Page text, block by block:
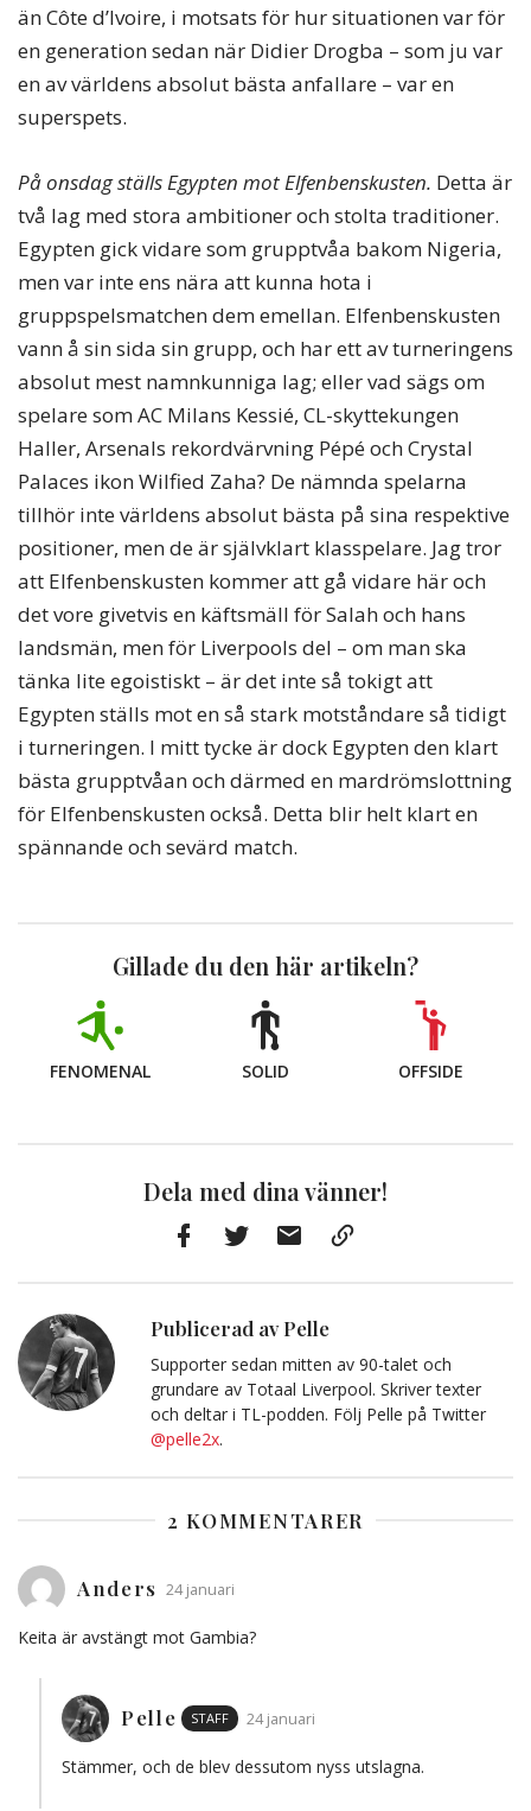
än Côte d’Ivoire, i motsats för hur situationen var för
en generation sedan när Didier Drogba – som ju var
en av världens absolut bästa anfallare – var en
superspets.
På onsdag ställs Egypten mot Elfenbenskusten. Detta är
två lag med stora ambitioner och stolta traditioner.
Egypten gick vidare som grupptvåa bakom Nigeria,
men var inte ens nära att kunna hota i
gruppspelsmatchen dem emellan. Elfenbenskusten
vann å sin sida sin grupp, och har ett av turneringens
absolut mest namnkunniga lag; eller vad sägs om
spelare som AC Milans Kessié, CL-skyttekungen
Haller, Arsenals rekordvärvning Pépé och Crystal
Palaces ikon Wilfied Zaha? De nämnda spelarna
tillhör inte världens absolut bästa på sina respektive
positioner, men de är självklart klasspelare. Jag tror
att Elfenbenskusten kommer att gå vidare här och
det vore givetvis en käftsmäll för Salah och hans
landsmän, men för Liverpools del – om man ska
tänka lite egoistiskt – är det inte så tokigt att
Egypten ställs mot en så stark motståndare så tidigt
i turneringen. I mitt tycke är dock Egypten den klart
bästa grupptvåan och därmed en mardrömslottning
för Elfenbenskusten också. Detta blir helt klart en
spännande och sevärd match.
Gillade du den här artikeln?
FENOMENAL SOLID OFFSIDE
Dela med dina vänner!
Publicerad av Pelle
Supporter sedan mitten av 90-talet och
grundare av Totaal Liverpool. Skriver texter
och deltar i TL-podden. Följ Pelle på Twitter
@pelle2x.
2 KOMMENTARER
Anders 24 januari
Keita är avstängt mot Gambia?
Pelle STAFF 24 januari
Stämmer, och de blev dessutom nyss utslagna.